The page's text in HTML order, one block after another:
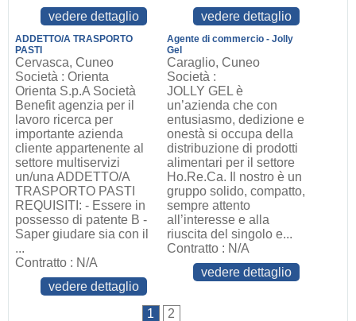
vedere dettaglio
vedere dettaglio
ADDETTO/A TRASPORTO
PASTI
Cervasca, Cuneo
Società : Orienta
Orienta S.p.A Società
Benefit agenzia per il
lavoro ricerca per
importante azienda
cliente appartenente al
settore multiservizi
un/una ADDETTO/A
TRASPORTO PASTI
REQUISITI: - Essere in
possesso di patente B -
Saper giudare sia con il
...
Contratto : N/A
vedere dettaglio
Agente di commercio - Jolly
Gel
Caraglio, Cuneo
Società :
JOLLY GEL è
un’azienda che con
entusiasmo, dedizione e
onestà si occupa della
distribuzione di prodotti
alimentari per il settore
Ho.Re.Ca. Il nostro è un
gruppo solido, compatto,
sempre attento
all’interesse e alla
riuscita del singolo e...
Contratto : N/A
vedere dettaglio
1 2